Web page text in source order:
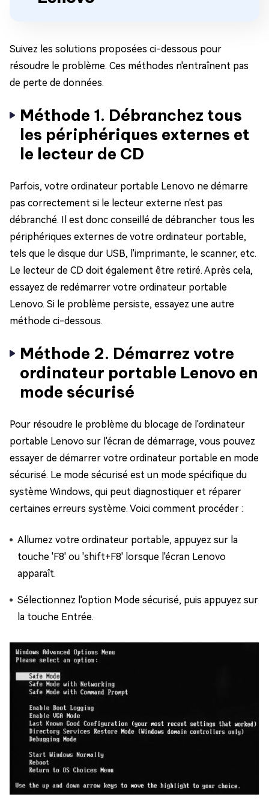
Suivez les solutions proposées ci-dessous pour
résoudre le problème. Ces méthodes n'entraînent pas
de perte de données.
Méthode 1. Débranchez tous
les périphériques externes et
le lecteur de CD
Parfois, votre ordinateur portable Lenovo ne démarre
pas correctement si le lecteur externe n'est pas
débranché. Il est donc conseillé de débrancher tous les
périphériques externes de votre ordinateur portable,
tels que le disque dur USB, l'imprimante, le scanner, etc.
Le lecteur de CD doit également être retiré. Après cela,
essayez de redémarrer votre ordinateur portable
Lenovo. Si le problème persiste, essayez une autre
méthode ci-dessous.
Méthode 2. Démarrez votre
ordinateur portable Lenovo en
mode sécurisé
Pour résoudre le problème du blocage de l'ordinateur
portable Lenovo sur l'écran de démarrage, vous pouvez
essayer de démarrer votre ordinateur portable en mode
sécurisé. Le mode sécurisé est un mode spécifique du
système Windows, qui peut diagnostiquer et réparer
certaines erreurs système. Voici comment procéder :
Allumez votre ordinateur portable, appuyez sur la
touche 'F8' ou 'shift+F8' lorsque l'écran Lenovo
apparaît.
Sélectionnez l'option Mode sécurisé, puis appuyez sur
la touche Entrée.